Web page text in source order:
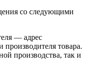
со следующими
— адрес
производителя товара.
производства, так и